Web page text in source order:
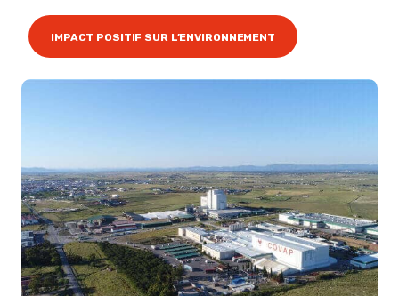
IMPACT POSITIF SUR L’ENVIRONNEMENT